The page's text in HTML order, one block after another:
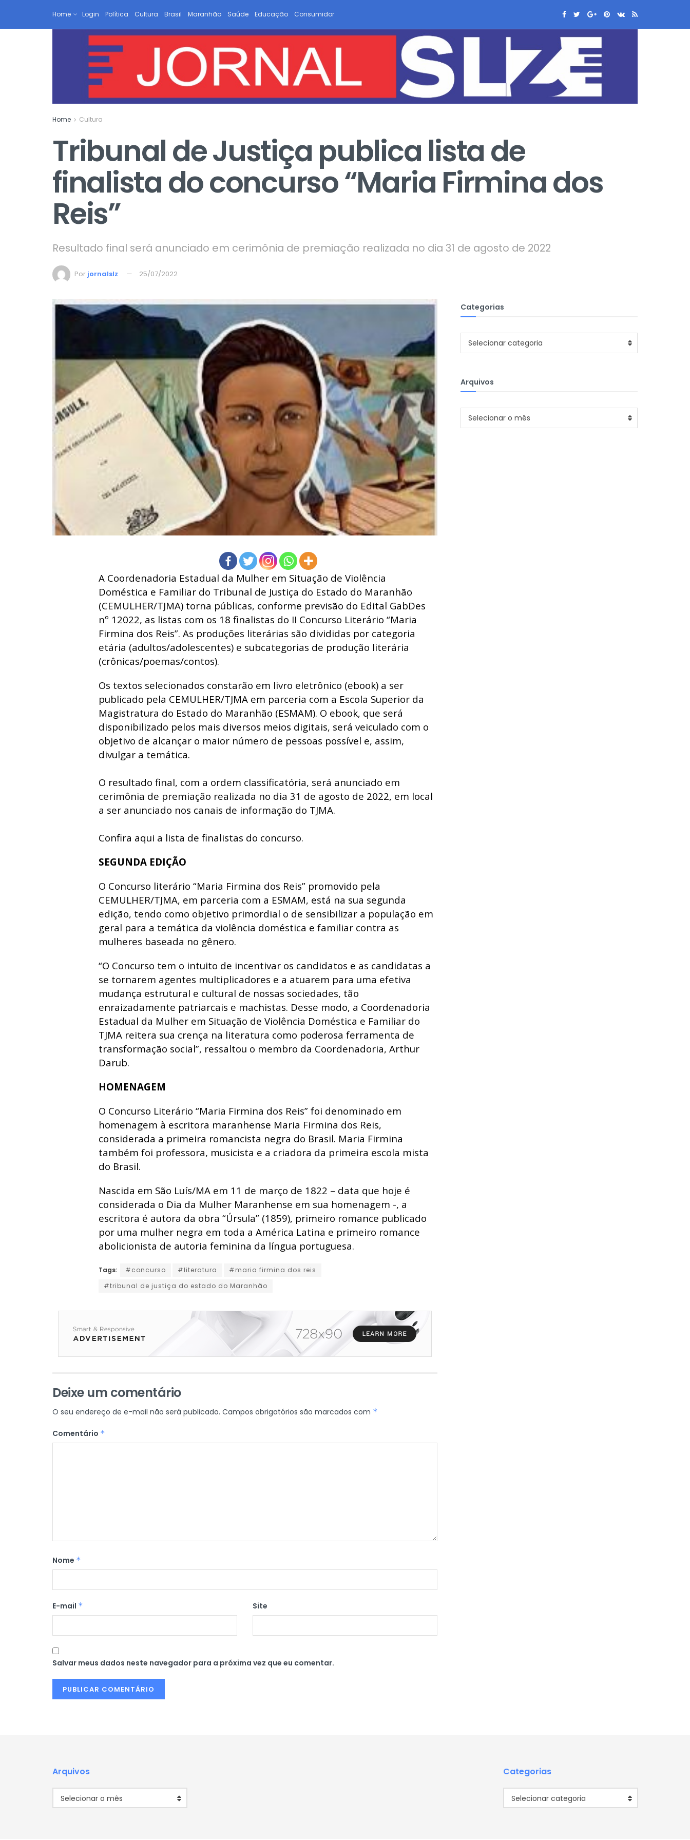
Home Login Política Cultura Brasil Maranhão Saúde Educação Consumidor
Home Cultura
Tribunal de Justiça publica lista de
finalista do concurso “Maria Firmina dos
Reis”
Resultado final será anunciado em cerimônia de premiação realizada no dia 31 de agosto de 2022
Por jornalslz 25/07/2022
A Coordenadoria Estadual da Mulher em Situação de Violência
Doméstica e Familiar do Tribunal de Justiça do Estado do Maranhão
(CEMULHER/TJMA) torna públicas, conforme previsão do Edital GabDes
nº 12022, as listas com os 18 finalistas do II Concurso Literário “Maria
Firmina dos Reis”. As produções literárias são divididas por categoria
etária (adultos/adolescentes) e subcategorias de produção literária
(crônicas/poemas/contos).
Os textos selecionados constarão em livro eletrônico (ebook) a ser
publicado pela CEMULHER/TJMA em parceria com a Escola Superior da
Magistratura do Estado do Maranhão (ESMAM). O ebook, que será
disponibilizado pelos mais diversos meios digitais, será veiculado com o
objetivo de alcançar o maior número de pessoas possível e, assim,
divulgar a temática.
O resultado final, com a ordem classificatória, será anunciado em
cerimônia de premiação realizada no dia 31 de agosto de 2022, em local
a ser anunciado nos canais de informação do TJMA.
Confira aqui a lista de finalistas do concurso.
SEGUNDA EDIÇÃO
O Concurso literário “Maria Firmina dos Reis” promovido pela
CEMULHER/TJMA, em parceria com a ESMAM, está na sua segunda
edição, tendo como objetivo primordial o de sensibilizar a população em
geral para a temática da violência doméstica e familiar contra as
mulheres baseada no gênero.
“O Concurso tem o intuito de incentivar os candidatos e as candidatas a
se tornarem agentes multiplicadores e a atuarem para uma efetiva
mudança estrutural e cultural de nossas sociedades, tão
enraizadamente patriarcais e machistas. Desse modo, a Coordenadoria
Estadual da Mulher em Situação de Violência Doméstica e Familiar do
TJMA reitera sua crença na literatura como poderosa ferramenta de
transformação social”, ressaltou o membro da Coordenadoria, Arthur
Darub.
HOMENAGEM
O Concurso Literário “Maria Firmina dos Reis” foi denominado em
homenagem à escritora maranhense Maria Firmina dos Reis,
considerada a primeira romancista negra do Brasil. Maria Firmina
também foi professora, musicista e a criadora da primeira escola mista
do Brasil.
Nascida em São Luís/MA em 11 de março de 1822 – data que hoje é
considerada o Dia da Mulher Maranhense em sua homenagem -, a
escritora é autora da obra “Úrsula” (1859), primeiro romance publicado
por uma mulher negra em toda a América Latina e primeiro romance
abolicionista de autoria feminina da língua portuguesa.
Tags: #concurso #literatura
#maria firmina dos reis
#tribunal de justiça do estado do Maranhão
Deixe um comentário
O seu endereço de e-mail não será publicado. Campos obrigatórios são marcados com *
Comentário *
Nome *
E-mail * Site
Salvar meus dados neste navegador para a próxima vez que eu comentar.
Categorias
Categorias
Selecionar categoria
Arquivos
Arquivos
Selecionar o mês
Arquivos
Arquivos
Selecionar o mês
Categorias
Categorias
Selecionar categoria